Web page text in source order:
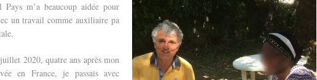
m’a beaucoup aidée pour
un travail comme auxiliaire pa
2020, quatre ans après mon
en France, je passais avec